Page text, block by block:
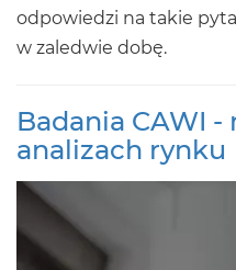
odpowiedzi na takie
w zaledwie dobę.
Badania CAWI
analizach rynku